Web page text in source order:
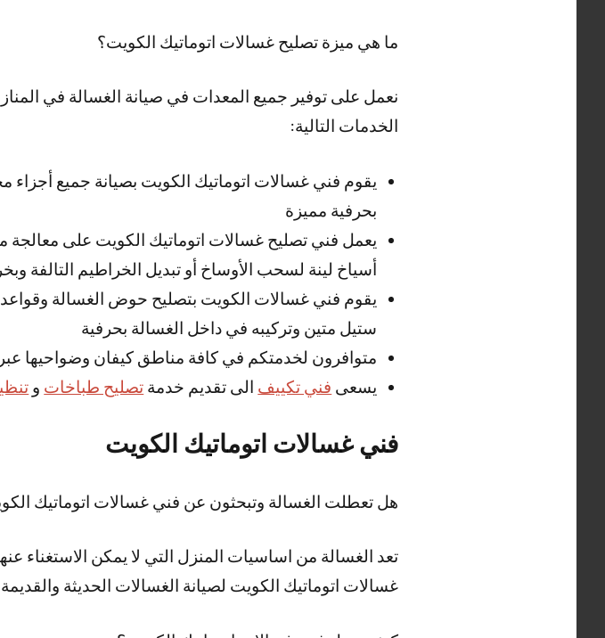
ما هي ميزة تصليح غسالات اتوماتيك الكويت؟
نعمل على توفير جميع المعدات في صيانة الغسالة في
الخدمات التالية:
يقوم فني غسالات اتوماتيك الكويت بصيانة جميع
بحرفية مميزة
يعمل فني تصليح غسالات اتوماتيك الكويت على معالجة
أسياخ لينة لسحب الأوساخ أو تبديل الخراطيم التالفة
يقوم فني غسالات الكويت بتصليح حوض الغسالة
ستيل متين وتركيبه في داخل الغسالة بحرفية
متوافرون لخدمتكم في كافة مناطق كيفان وضواحيها
يسعى فني تكييف الى تقديم خدمة تصليح طباخات و
فني غسالات اتوماتيك الكويت
هل تعطلت الغسالة وتبحثون عن فني غسالات اتوماتيك
تعد الغسالة من اساسيات المنزل التي لا يمكن الاستغناء
غسالات اتوماتيك الكويت لصيانة الغسالات الحديثة والقديمة